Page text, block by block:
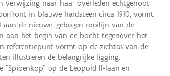
verwijzing naar haar overleden echtgenoot
in blauwe hardsteen circa 1910, vormt
de nieuwe, gebogen rooilijn van de
aan het begin van de bocht tegenover het
referentiepunt vormt op de zichtas van de
illustreren de belangrijke ligging:
op de Leopold II-laan en